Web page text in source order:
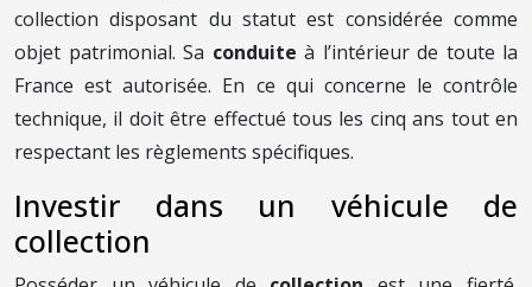
collection disposant du statut est considérée comme
objet patrimonial. Sa conduite à l’intérieur de toute la
France est autorisée. En ce qui concerne le contrôle
technique, il doit être effectué tous les cinq ans tout en
respectant les règlements spécifiques.
Investir dans un véhicule de
collection